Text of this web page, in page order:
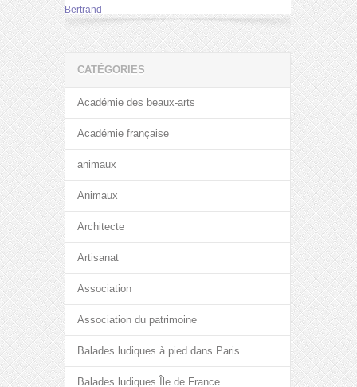
Bertrand
CATÉGORIES
Académie des beaux-arts
Académie française
animaux
Animaux
Architecte
Artisanat
Association
Association du patrimoine
Balades ludiques à pied dans Paris
Balades ludiques Île de France